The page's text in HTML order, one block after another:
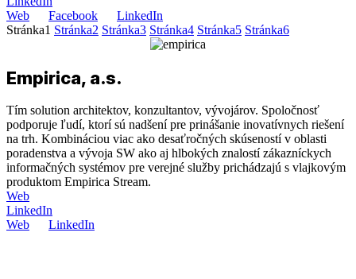
Web
Facebook
LinkedIn
Stránka1 Stránka2 Stránka3 Stránka4 Stránka5 Stránka6
Empirica, a.s.
Tím solution architektov, konzultantov, vývojárov. Spoločnosť
podporuje ľudí, ktorí sú nadšení pre prinášanie inovatívnych riešení
na trh. Kombináciou viac ako desaťročných skúseností v oblasti
poradenstva a vývoja SW ako aj hlbokých znalostí zákazníckych
informačných systémov pre verejné služby prichádzajú s vlajkovým
produktom Empirica Stream.
Web
LinkedIn
Web
LinkedIn